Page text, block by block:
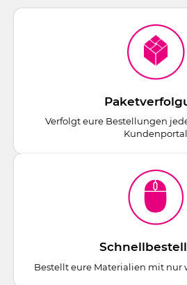
Verfolgt eure Bestellungen
Kundenportal
Bestellt eure Materialien mit nur